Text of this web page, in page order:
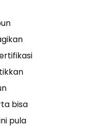
bisa
pula